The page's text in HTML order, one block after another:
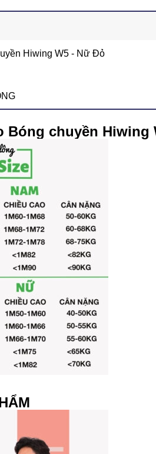
Hiwing W5 - Nữ Đỏ
Bóng chuyền Hiwing